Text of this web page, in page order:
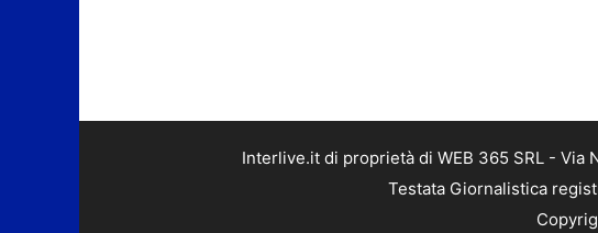
Interlive.it di proprietà di WEB 365 SRL - Via
Testata Giornalistica